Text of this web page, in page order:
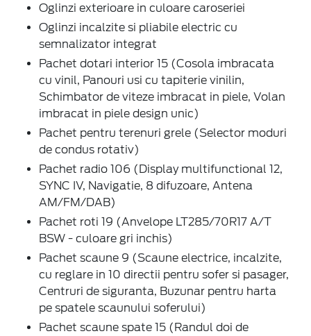
Oglinzi exterioare in culoare caroseriei
Oglinzi incalzite si pliabile electric cu
semnalizator integrat
Pachet dotari interior 15 (Cosola imbracata
cu vinil, Panouri usi cu tapiterie vinilin,
Schimbator de viteze imbracat in piele, Volan
imbracat in piele design unic)
Pachet pentru terenuri grele (Selector moduri
de condus rotativ)
Pachet radio 106 (Display multifunctional 12,
SYNC IV, Navigatie, 8 difuzoare, Antena
AM/FM/DAB)
Pachet roti 19 (Anvelope LT285/70R17 A/T
BSW - culoare gri inchis)
Pachet scaune 9 (Scaune electrice, incalzite,
cu reglare in 10 directii pentru sofer si pasager,
Centruri de siguranta, Buzunar pentru harta
pe spatele scaunului soferului)
Pachet scaune spate 15 (Randul doi de